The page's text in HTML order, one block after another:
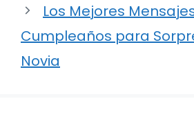
Los Mejores
Cumpleaños para
Novia